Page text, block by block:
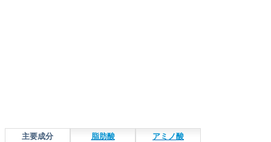
主要成分 脂肪酸 アミノ酸